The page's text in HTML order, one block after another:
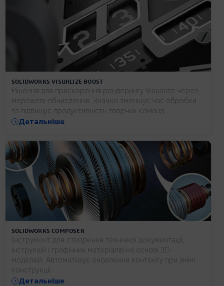
SOLIDWORKS VISUALIZE BOOST
Рішення для прискорення рендерингу Visualize через
мережеві обчислення. Значно зменшує час обробки
та підвищує продуктивність творчих команд.
Детальніше
SOLIDWORKS COMPOSER
Інструмент для створення технічної документації,
інструкцій і графічних матеріалів на основі 3D-
моделей. Автоматизує оновлення контенту при зміні
конструкції.
Детальніше